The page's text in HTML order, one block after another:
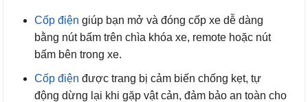
Cốp điện giúp bạn mở và đóng cốp xe dễ dàng
bằng nút bấm trên chìa khóa xe, remote hoặc nút
bấm bên trong xe.
Cốp điện được trang bị cảm biến chống kẹt, tự
động dừng lại khi gặp vật cản, đảm bảo an toàn cho